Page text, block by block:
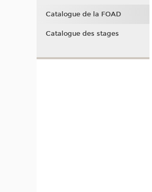
Catalogue de la FOAD
Catalogue des stages